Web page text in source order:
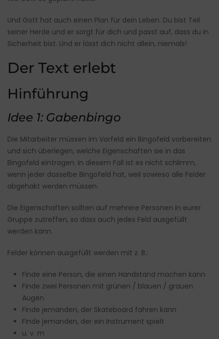
Und Gott hat auch einen Plan für dein Leben. Du bist Teil
seiner Herde und er sorgt für dich und passt auf, dass du in
Sicherheit bist. Und er lässt dich nicht allein, niemals!
Der Text erlebt
Hinführung
Idee 1: Gabenbingo
Die Mitarbeiter müssen im Vorfeld ein Bingofeld vorbereiten
und sich überlegen, welche Eigenschaften sie in das
Bingofeld eintragen. In diesem Fall ist es nicht schlimm,
wenn jeder dasselbe Bingofeld hat, weil sowieso alle Felder
abgehakt werden müssen.
Die Eigenschaften sollten auf mehrere Personen in eurer
Gruppe zutreffen, so dass auch jedes Feld ausgefüllt
werden kann.
Felder können ausgefüllt werden mit z. B.:
Finde eine Person, die einen Handstand machen kann
Finde zwei Personen mit grünen / blauen / grauen
Augen
Finde jemanden, der Skateboard fahren kann
Finde jemanden, der ein Instrument spielt
u. v. m